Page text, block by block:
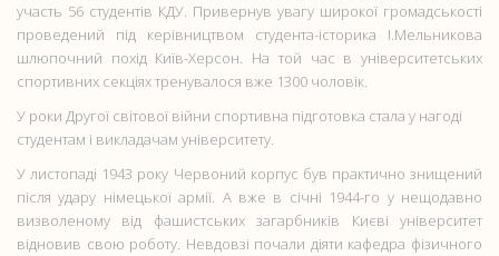
участь 56 студентів КДУ. Привернув увагу широкої громадськості
проведений під керівництвом студента-історика І.Мельникова
шлюпочний похід Київ-Херсон. На той час в університетських
спортивних секціях тренувалося вже 1300 чоловік.
У роки Другої світової війни спортивна підготовка стала у нагоді
студентам і викладачам університету.
У листопаді 1943 року Червоний корпус був практично знищений
після удару німецької армії. А вже в січні 1944-го у нещодавно
визволеному від фашистських загарбників Києві університет
відновив свою роботу. Невдовзі почали діяти кафедра фізичного